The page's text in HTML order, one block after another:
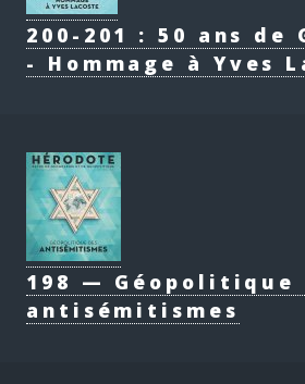
200-201 : 50 ans de
- Hommage à Yves
198 — Géopolitique
antisémitismes